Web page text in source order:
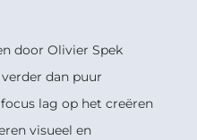
door Olivier Spek
dan puur
lag op het creëren
visueel en